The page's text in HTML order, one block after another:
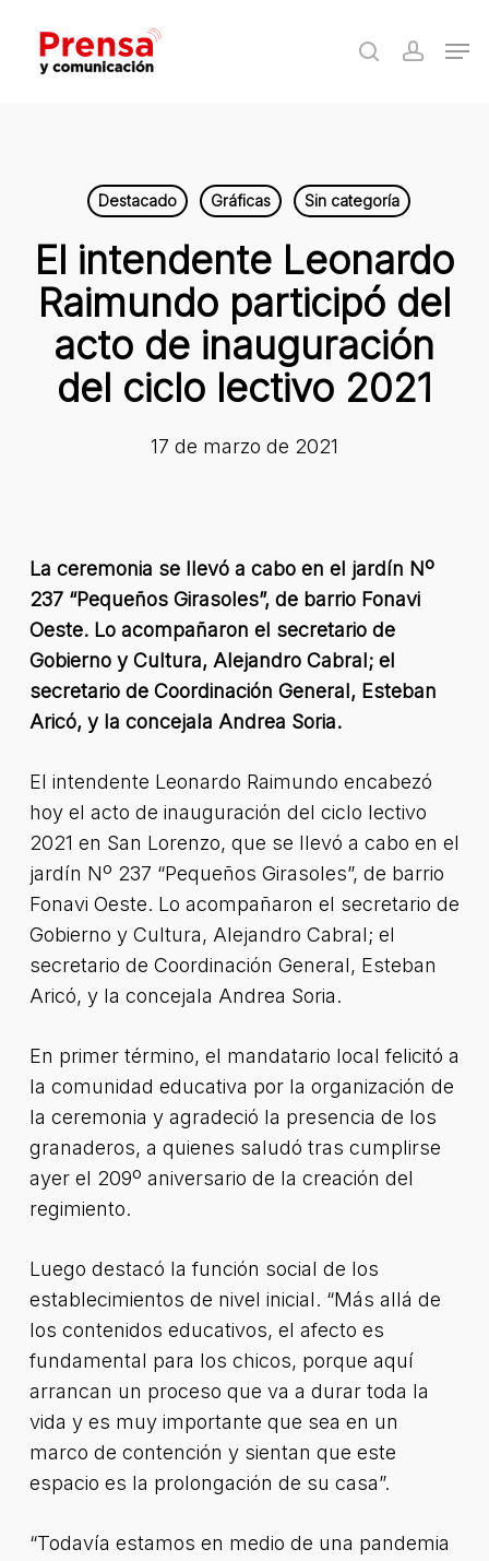
main
search
Destacado Gráficas Sin categoría
El intendente Leonardo
Raimundo participó del
acto de inauguración
del ciclo lectivo 2021
17 de marzo de 2021
La ceremonia se llevó a cabo en el jardín Nº
237 “Pequeños Girasoles”, de barrio Fonavi
Oeste. Lo acompañaron el secretario de
Gobierno y Cultura, Alejandro Cabral; el
secretario de Coordinación General, Esteban
Aricó, y la concejala Andrea Soria.
El intendente Leonardo Raimundo encabezó
hoy el acto de inauguración del ciclo lectivo
2021 en San Lorenzo, que se llevó a cabo en el
jardín Nº 237 “Pequeños Girasoles”, de barrio
Fonavi Oeste. Lo acompañaron el secretario de
Gobierno y Cultura, Alejandro Cabral; el
secretario de Coordinación General, Esteban
Aricó, y la concejala Andrea Soria.
En primer término, el mandatario local felicitó a
la comunidad educativa por la organización de
la ceremonia y agradeció la presencia de los
granaderos, a quienes saludó tras cumplirse
ayer el 209º aniversario de la creación del
regimiento.
Luego destacó la función social de los
establecimientos de nivel inicial. “Más allá de
los contenidos educativos, el afecto es
fundamental para los chicos, porque aquí
arrancan un proceso que va a durar toda la
vida y es muy importante que sea en un
marco de contención y sientan que este
espacio es la prolongación de su casa”.
“Todavía estamos en medio de una pandemia